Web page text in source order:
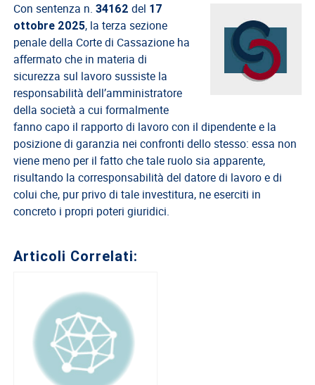
ISCRITTI
I
Consulenti
del
Lavoro
Ricerca
Iscritti
Modulistica
Norme
e
Regolamenti
ENPACL
Previdenza
Enpacl
Con sentenza n.34162 del 17
ottobre 2025, la terza sezione
penale della Corte di Cassazione ha
affermato che in materia di
sicurezza sul lavoro sussiste la
responsabilità dell’amministratore
della società a cui formalmente
fanno capo il rapporto di lavoro con il dipendente e la
posizione di garanzia nei confronti dello stesso: essa non
viene meno per il fatto che tale ruolo sia apparente,
risultando la corresponsabilità del datore di lavoro e di
colui che, pur privo di tale investitura, ne eserciti in
concreto i propri poteri giuridici.
Articoli Correlati: